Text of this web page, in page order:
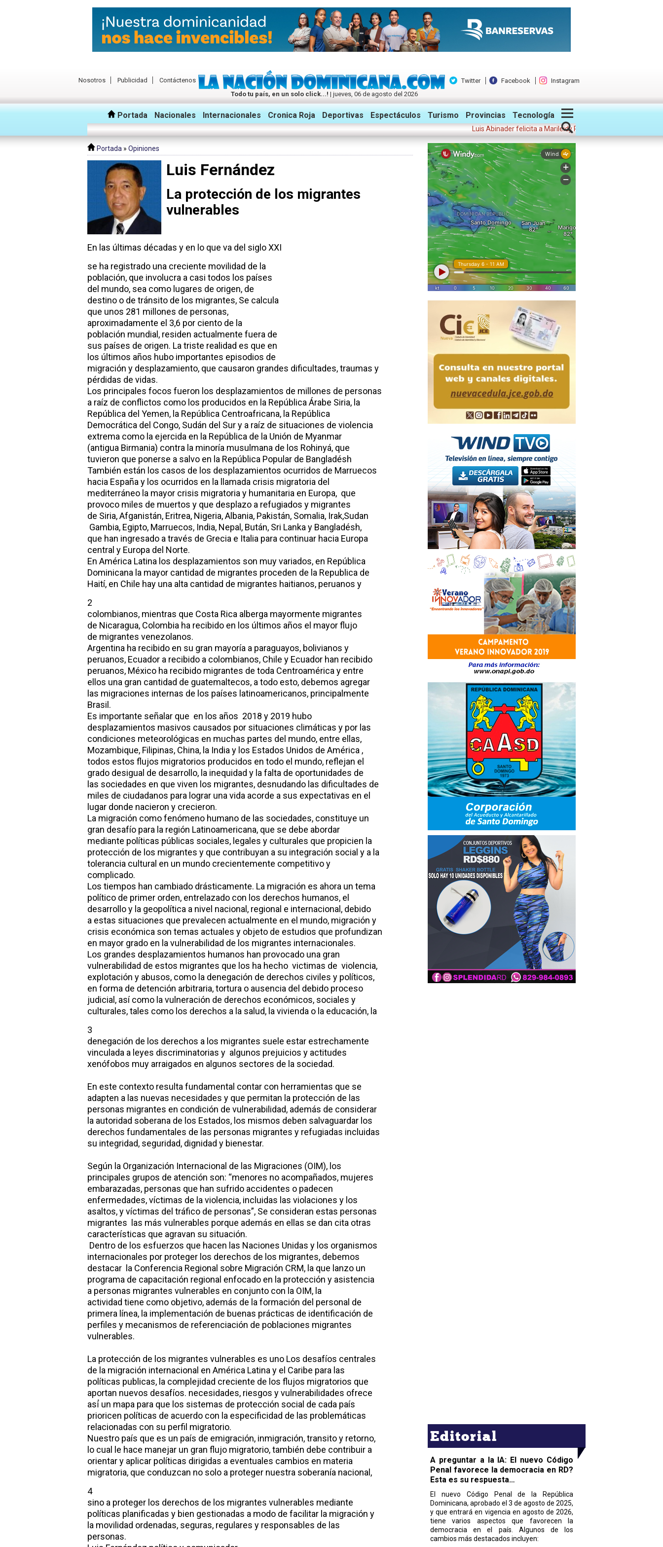
Nosotros Publicidad
Contáctenos
Todo tu país, en un solo click...! | jueves, 06 de agosto del 2026
Twitter Facebook Instagram
Portada Nacionales Internacionales Cronica Roja Deportivas Espectáculos Turismo Provincias Tecnología
Luis Abinader felicita a Marileidy Paulino: "Tu triunfo hizo vibrar a
Portada » Opiniones
Luis Fernández
La protección de los migrantes
vulnerables
En las últimas décadas y en lo que va del siglo XXI
se ha registrado una creciente movilidad de la
población, que involucra a casi todos los países
del mundo, sea como lugares de origen, de
destino o de tránsito de los migrantes, Se calcula
que unos 281 millones de personas,
aproximadamente el 3,6 por ciento de la
población mundial, residen actualmente fuera de
sus países de origen. La triste realidad es que en
los últimos años hubo importantes episodios de
migración y desplazamiento, que causaron grandes dificultades, traumas y
pérdidas de vidas.
Los principales focos fueron los desplazamientos de millones de personas
a raíz de conflictos como los producidos en la República Árabe Siria, la
República del Yemen, la República Centroafricana, la República
Democrática del Congo, Sudán del Sur y a raíz de situaciones de violencia
extrema como la ejercida en la República de la Unión de Myanmar
(antigua Birmania) contra la minoría musulmana de los Rohinyá, que
tuvieron que ponerse a salvo en la República Popular de Bangladésh
También están los casos de los desplazamientos ocurridos de Marruecos
hacia España y los ocurridos en la llamada crisis migratoria del
mediterráneo la mayor crisis migratoria y humanitaria en Europa, que
provoco miles de muertos y que desplazo a refugiados y migrantes
de Siria, Afganistán, Eritrea, Nigeria, Albania, Pakistán, Somalia, Irak,Sudan
Gambia, Egipto, Marruecos, India, Nepal, Bután, Sri Lanka y Bangladésh,
que han ingresado a través de Grecia e Italia para continuar hacia Europa
central y Europa del Norte.
En América Latina los desplazamientos son muy variados, en República
Dominicana la mayor cantidad de migrantes proceden de la Republica de
Haití, en Chile hay una alta cantidad de migrantes haitianos, peruanos y
2
colombianos, mientras que Costa Rica alberga mayormente migrantes
de Nicaragua, Colombia ha recibido en los últimos años el mayor flujo
de migrantes venezolanos.
Argentina ha recibido en su gran mayoría a paraguayos, bolivianos y
peruanos, Ecuador a recibido a colombianos, Chile y Ecuador han recibido
peruanos, México ha recibido migrantes de toda Centroamérica y entre
ellos una gran cantidad de guatemaltecos, a todo esto, debemos agregar
las migraciones internas de los países latinoamericanos, principalmente
Brasil.
Es importante señalar que en los años 2018 y 2019 hubo
desplazamientos masivos causados por situaciones climáticas y por las
condiciones meteorológicas en muchas partes del mundo, entre ellas,
Mozambique, Filipinas, China, la India y los Estados Unidos de América ,
todos estos flujos migratorios producidos en todo el mundo, reflejan el
grado desigual de desarrollo, la inequidad y la falta de oportunidades de
las sociedades en que viven los migrantes, desnudando las dificultades de
miles de ciudadanos para lograr una vida acorde a sus expectativas en el
lugar donde nacieron y crecieron.
La migración como fenómeno humano de las sociedades, constituye un
gran desafío para la región Latinoamericana, que se debe abordar
mediante políticas públicas sociales, legales y culturales que propicien la
protección de los migrantes y que contribuyan a su integración social y a la
tolerancia cultural en un mundo crecientemente competitivo y
complicado.
Los tiempos han cambiado drásticamente. La migración es ahora un tema
político de primer orden, entrelazado con los derechos humanos, el
desarrollo y la geopolítica a nivel nacional, regional e internacional, debido
a estas situaciones que prevalecen actualmente en el mundo, migración y
crisis económica son temas actuales y objeto de estudios que profundizan
en mayor grado en la vulnerabilidad de los migrantes internacionales.
Los grandes desplazamientos humanos han provocado una gran
vulnerabilidad de estos migrantes que los ha hecho victimas de violencia,
explotación y abusos, como la denegación de derechos civiles y políticos,
en forma de detención arbitraria, tortura o ausencia del debido proceso
judicial, así como la vulneración de derechos económicos, sociales y
culturales, tales como los derechos a la salud, la vivienda o la educación, la
3
denegación de los derechos a los migrantes suele estar estrechamente
vinculada a leyes discriminatorias y algunos prejuicios y actitudes
xenófobos muy arraigados en algunos sectores de la sociedad.
En este contexto resulta fundamental contar con herramientas que se
adapten a las nuevas necesidades y que permitan la protección de las
personas migrantes en condición de vulnerabilidad, además de considerar
la autoridad soberana de los Estados, los mismos deben salvaguardar los
derechos fundamentales de las personas migrantes y refugiadas incluidas
su integridad, seguridad, dignidad y bienestar.
Según la Organización Internacional de las Migraciones (OIM), los
principales grupos de atención son: “menores no acompañados, mujeres
embarazadas, personas que han sufrido accidentes o padecen
enfermedades, víctimas de la violencia, incluidas las violaciones y los
asaltos, y víctimas del tráfico de personas”, Se consideran estas personas
migrantes las más vulnerables porque además en ellas se dan cita otras
características que agravan su situación.
Dentro de los esfuerzos que hacen las Naciones Unidas y los organismos
internacionales por proteger los derechos de los migrantes, debemos
destacar la Conferencia Regional sobre Migración CRM, la que lanzo un
programa de capacitación regional enfocado en la protección y asistencia
a personas migrantes vulnerables en conjunto con la OIM, la
actividad tiene como objetivo, además de la formación del personal de
primera línea, la implementación de buenas prácticas de identificación de
perfiles y mecanismos de referenciación de poblaciones migrantes
vulnerables.
La protección de los migrantes vulnerables es uno Los desafíos centrales
de la migración internacional en América Latina y el Caribe para las
políticas publicas, la complejidad creciente de los flujos migratorios que
aportan nuevos desafíos. necesidades, riesgos y vulnerabilidades ofrece
así́ un mapa para que los sistemas de protección social de cada país
prioricen políticas de acuerdo con la especificidad de las problemáticas
relacionadas con su perfil migratorio.
Nuestro país que es un país de emigración, inmigración, transito y retorno,
lo cual le hace manejar un gran flujo migratorio, también debe contribuir a
orientar y aplicar políticas dirigidas a eventuales cambios en materia
migratoria, que conduzcan no solo a proteger nuestra soberanía nacional,
4
sino a proteger los derechos de los migrantes vulnerables mediante
políticas planificadas y bien gestionadas a modo de facilitar la migración y
la movilidad ordenadas, seguras, regulares y responsables de las
personas.
Editorial
A preguntar a la IA: El nuevo Código
Penal favorece la democracia en RD?
Esta es su respuesta…
El nuevo Código Penal de la República
Dominicana, aprobado el 3 de agosto de 2025,
y que entrará en vigencia en agosto de 2026,
tiene varios aspectos que favorecen la
democracia en el país. Algunos de los
cambios más destacados incluyen: